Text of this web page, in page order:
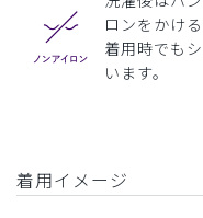
ロンをかけ
着用時でも
います。
着用イメージ